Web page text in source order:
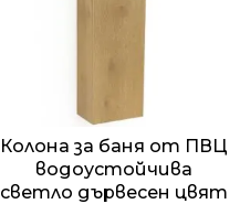
Колона за баня от ПВЦ
водоустойчива
светло дървесен цвят